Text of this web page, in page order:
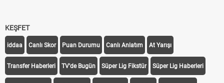
KEŞFET
iddaa Canlı Skor Puan Durumu Canlı Anlatım At Yarışı
Transfer Haberleri TV'de Bugün Süper Lig Fikstür Süper Lig Haberleri